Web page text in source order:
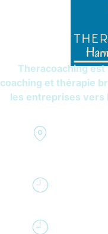
Theracoaching
coaching et thérapie
les entreprises vers